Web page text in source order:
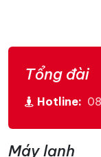
Tổng đài
Hotline:
Máy lạnh